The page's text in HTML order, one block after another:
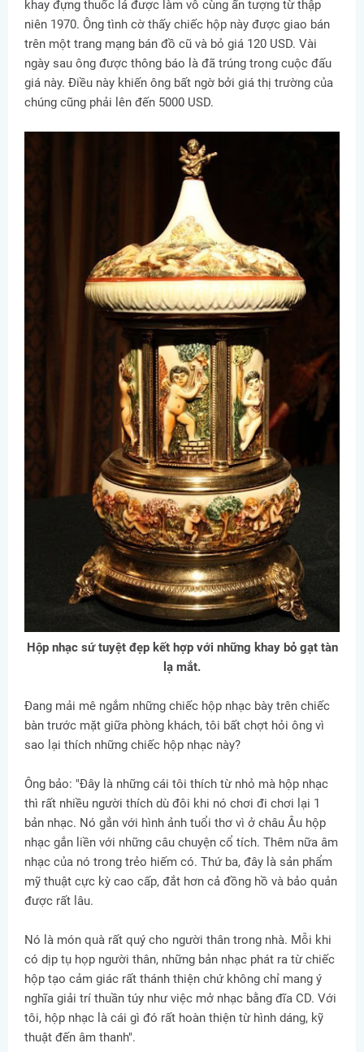
khay đựng thuốc lá được làm vô cùng ấn tượng từ thập
niên 1970. Ông tình cờ thấy chiếc hộp này được giao bán
trên một trang mạng bán đồ cũ và bỏ giá 120 USD. Vài
ngày sau ông được thông báo là đã trúng trong cuộc đấu
giá này. Điều này khiến ông bất ngờ bởi giá thị trường của
chúng cũng phải lên đến 5000 USD.
Hộp nhạc sứ tuyệt đẹp kết hợp với những khay bỏ gạt tàn
lạ mắt.
Đang mải mê ngắm những chiếc hộp nhạc bày trên chiếc
bàn trước mặt giữa phòng khách, tôi bất chợt hỏi ông vì
sao lại thích những chiếc hộp nhạc này?
Ông bảo: "Đây là những cái tôi thích từ nhỏ mà hộp nhạc
thì rất nhiều người thích dù đôi khi nó chơi đi chơi lại 1
bản nhạc. Nó gắn với hình ảnh tuổi thơ vì ở châu Âu hộp
nhạc gắn liền với những câu chuyện cổ tích. Thêm nữa âm
nhạc của nó trong trẻo hiếm có. Thứ ba, đây là sản phẩm
mỹ thuật cực kỳ cao cấp, đắt hơn cả đồng hồ và bảo quản
được rất lâu.
Nó là món quà rất quý cho người thân trong nhà. Mỗi khi
có dịp tụ họp người thân, những bản nhạc phát ra từ chiếc
hộp tạo cảm giác rất thánh thiện chứ không chỉ mang ý
nghĩa giải trí thuần túy như việc mở nhạc bằng đĩa CD. Với
tôi, hộp nhạc là cái gì đó rất hoàn thiện từ hình dáng, kỹ
thuật đến âm thanh".